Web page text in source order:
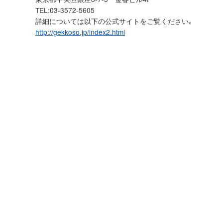
TEL:03-3572-5605
詳細については以下の公式サイトをご覧ください。
http://gekkoso.jp/index2.html